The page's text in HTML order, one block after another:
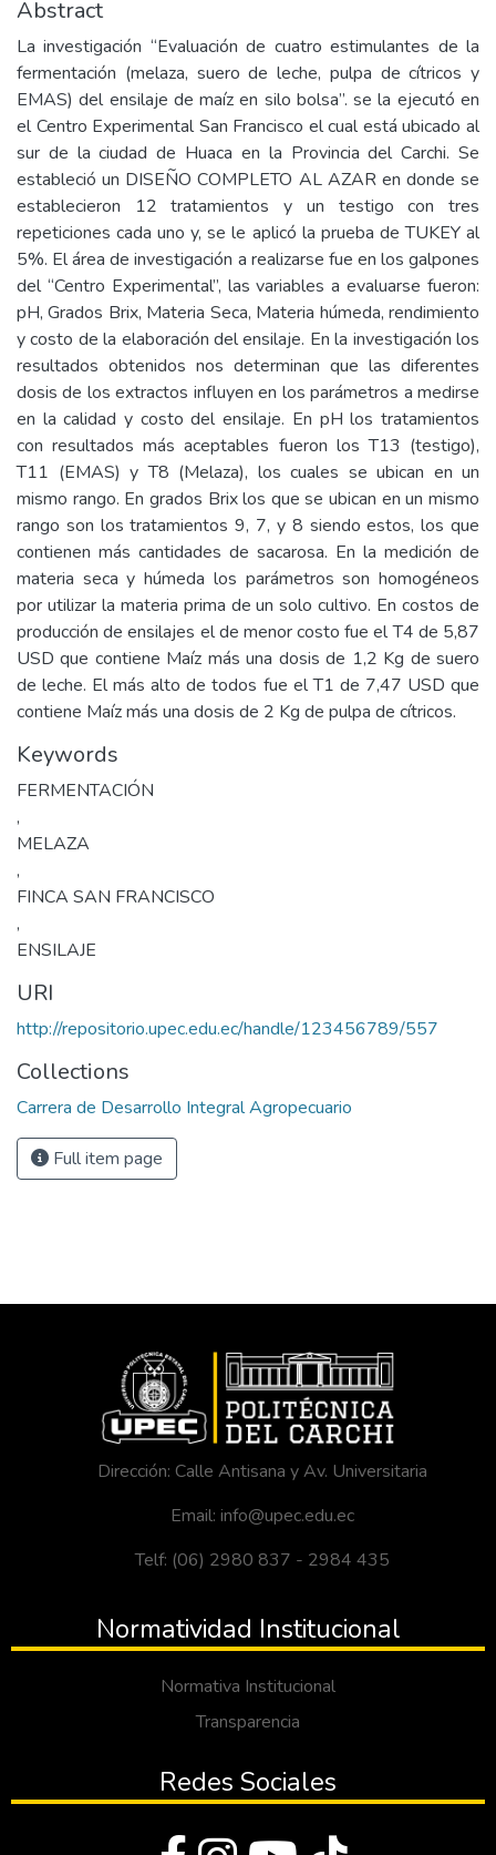
Abstract
La investigación “Evaluación de cuatro estimulantes de la
fermentación (melaza, suero de leche, pulpa de cítricos y
EMAS) del ensilaje de maíz en silo bolsa”. se la ejecutó en
el Centro Experimental San Francisco el cual está ubicado al
sur de la ciudad de Huaca en la Provincia del Carchi. Se
estableció un DISEÑO COMPLETO AL AZAR en donde se
establecieron 12 tratamientos y un testigo con tres
repeticiones cada uno y, se le aplicó la prueba de TUKEY al
5%. El área de investigación a realizarse fue en los galpones
del “Centro Experimental”, las variables a evaluarse fueron:
pH, Grados Brix, Materia Seca, Materia húmeda, rendimiento
y costo de la elaboración del ensilaje. En la investigación los
resultados obtenidos nos determinan que las diferentes
dosis de los extractos influyen en los parámetros a medirse
en la calidad y costo del ensilaje. En pH los tratamientos
con resultados más aceptables fueron los T13 (testigo),
T11 (EMAS) y T8 (Melaza), los cuales se ubican en un
mismo rango. En grados Brix los que se ubican en un mismo
rango son los tratamientos 9, 7, y 8 siendo estos, los que
contienen más cantidades de sacarosa. En la medición de
materia seca y húmeda los parámetros son homogéneos
por utilizar la materia prima de un solo cultivo. En costos de
producción de ensilajes el de menor costo fue el T4 de 5,87
USD que contiene Maíz más una dosis de 1,2 Kg de suero
de leche. El más alto de todos fue el T1 de 7,47 USD que
contiene Maíz más una dosis de 2 Kg de pulpa de cítricos.
Keywords
FERMENTACIÓN
,
MELAZA
,
FINCA SAN FRANCISCO
,
ENSILAJE
URI
http://repositorio.upec.edu.ec/handle/123456789/557
Collections
Carrera de Desarrollo Integral Agropecuario
Full item page
Dirección: Calle Antisana y Av. Universitaria
Email: info@upec.edu.ec
Telf: (06) 2980 837 - 2984 435
Normatividad Institucional
Normativa Institucional
Transparencia
Redes Sociales